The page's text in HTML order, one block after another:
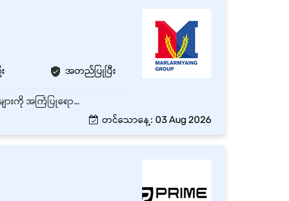
အတည်ပြုပြီး
ဆိုင်သို့လာရောက်ဝယ်ယူသော ဖောက်သည်များအား ယဉ်ကျေးပျူငှာစွာ ကြိုဆို၍ လိုအပ်သော ကုန်ပစ္စည်းများကို အကြံပြုရောင်းချရန်။ သစ်သီး၊ ဟင်းသီးဟင်းရွက်နှင့် Fresh Food ကုန်ပစ္စည်းများကို သန့်ရှင်းသပ်ရပ်စွာ စီစဉ်ပြသပြီး အရည်အသွေးကောင်းမွန်စေရန် ထိန်းသိမ်းရန်။ ကုန်ပစ္စည်းဈေးနှုန်းတံဆိပ်များ၊ ပရိုမိုးရှင်းများနှင့် သက်တမ်းကုန်ဆုံးရက်များကို နေ့စဉ်စစ်ဆေး၍ မှန်ကန်စွာ ပြသထားရန်။ ကုန်လက်ကျန်အခြေအနေကို စစ်ဆေးပြီး လိုအပ်သော ကုန်ပစ္စည်းများကို တာဝန်ရှိသူထံ အချိန်မီတင်ပြရန်။ ဆိုင်အတွင်း သန့်ရှင်းရေးနှင့် Food Safety / Hygiene စံနှုန်းများကို လိုက်နာထိန်းသိမ်းရန်။ လိုအပ်ပါက ငွေကိုင်ဝန်ထမ်းနှင့် ပူးပေါင်း၍ ငွေပေးချေမှုလုပ်ငန်းစဉ်များနှင့် နေ့စဉ်ဆိုင်လုပ်ငန်းများကို ကူညီဆောင်ရွက်ရန်။ ကုမ္ပဏီ၏ Customer Service Standards၊ အရောင်းရည်မှန်းချက်များနှင့် လုပ်ငန်းစည်းမျဉ်းများကို လိုက်နာပြီး အဖွဲ့လိုက်ပူးပေါင်းဆောင်ရွက်ရန်။
တင်သောနေ့: 03 Aug 2026